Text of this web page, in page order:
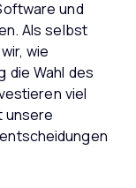
und
Als selbst
wie
die Wahl des
viel
unsere